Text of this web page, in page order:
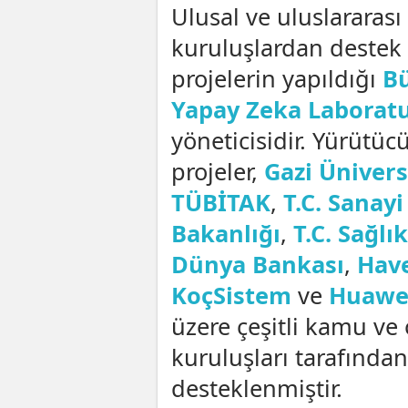
Ulusal ve uluslararası
kuruluşlardan destek
projelerin yapıldığı
Yapay Zeka
yöneticisidir.
projeler, Gazi
TÜBİTAK, T.C.
Bakanlığı, T.C.
Dünya Bankası,
KoçSistem ve
üzere çeşitli kamu ve
kuruluşları tarafından
desteklenmiştir.